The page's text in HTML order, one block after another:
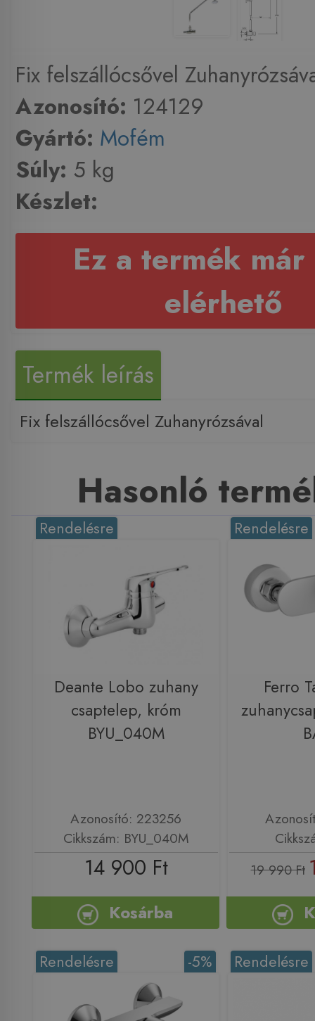
Fix felszállócsővel
Azonosító: 124129
Gyártó: Mofém
Súly: 5 kg
Készlet:
Ez a termék már
elérhető
Termék leírás
Fix felszállócsővel Zuhanyrózsával
Hasonló
Rendelésre
Deante Lobo zuhany
csaptelep, króm
BYU_040M
Azonosító: 223256
Cikkszám: BYU_040M
14 900 Ft
Kosárba
Rendelésre
Ferro
19 990 Ft
-5%
Rendelésre Rendelésre